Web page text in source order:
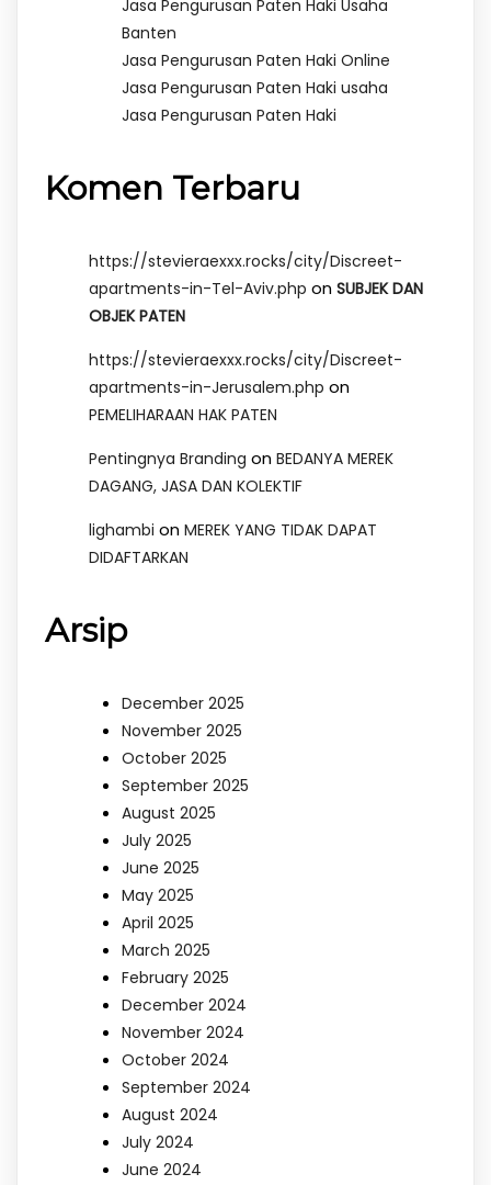
Jasa Pengurusan Paten Haki Usaha
Banten
Jasa Pengurusan Paten Haki Online
Jasa Pengurusan Paten Haki usaha
Jasa Pengurusan Paten Haki
Komen Terbaru
https://stevieraexxx.rocks/city/Discreet-
apartments-in-Tel-Aviv.php on SUBJEK DAN
OBJEK PATEN
https://stevieraexxx.rocks/city/Discreet-
apartments-in-Jerusalem.php on
PEMELIHARAAN HAK PATEN
Pentingnya Branding on BEDANYA MEREK
DAGANG, JASA DAN KOLEKTIF
lighambi on MEREK YANG TIDAK DAPAT
DIDAFTARKAN
Arsip
December 2025
November 2025
October 2025
September 2025
August 2025
July 2025
June 2025
May 2025
April 2025
March 2025
February 2025
December 2024
November 2024
October 2024
September 2024
August 2024
July 2024
June 2024